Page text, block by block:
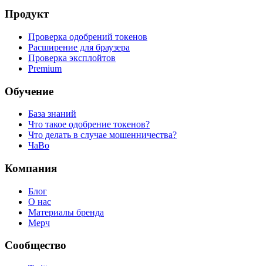
Продукт
Проверка одобрений токенов
Расширение для браузера
Проверка эксплойтов
Premium
Обучение
База знаний
Что такое одобрение токенов?
Что делать в случае мошенничества?
ЧаВо
Компания
Блог
О нас
Материалы бренда
Мерч
Сообщество